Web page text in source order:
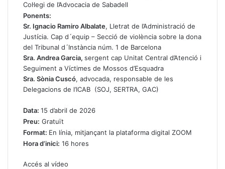
Col·legi de l’Advocacia de Sabadell
Ponents:
Sr. Ignacio Ramiro Albalate, Lletrat de l’Administració de
Justícia. Cap d´equip – Secció de violència sobre la dona
del Tribunal d´Instància núm. 1 de Barcelona
Sra. Andrea Garcia, sergent cap Unitat Central d’Atenció i
Seguiment a Víctimes de Mossos d’Esquadra
Sra. Sònia Cuscó, advocada, responsable de les
Delegacions de l’ICAB (SOJ, SERTRA, GAC)
Data: 15 d’abril de 2026
Preu: Gratuït
Format: En línia, mitjançant la plataforma digital ZOOM
Hora d’inici: 16 hores
Accés al vídeo